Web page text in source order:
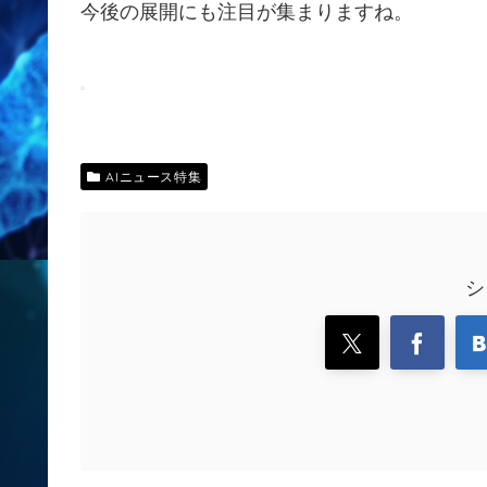
今後の展開にも注目が集まりますね。
AIニュース特集